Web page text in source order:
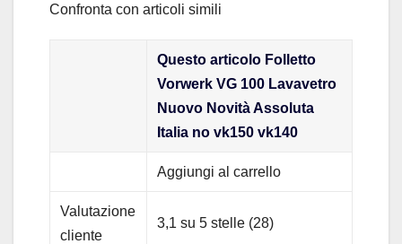
Confronta con articoli simili
Questo articolo Folletto
Vorwerk VG 100 Lavavetro
Nuovo Novità Assoluta
Italia no vk150 vk140
Aggiungi al carrello
Valutazione
cliente
3,1 su 5 stelle (28)